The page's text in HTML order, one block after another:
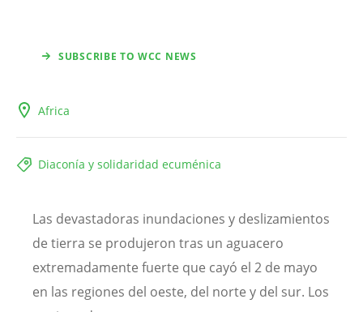
SUBSCRIBE TO WCC NEWS
Africa
Diaconía y solidaridad ecuménica
Las devastadoras inundaciones y deslizamientos
de tierra se produjeron tras un aguacero
extremadamente fuerte que cayó el 2 de mayo
en las regiones del oeste, del norte y del sur. Los